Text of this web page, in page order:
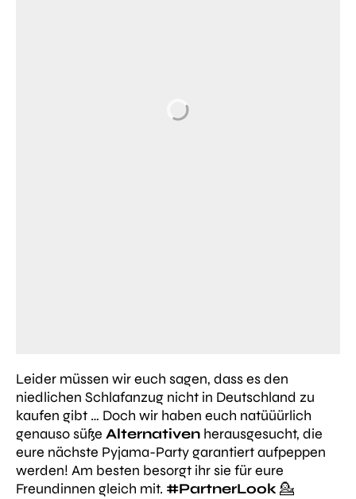
Leider müssen wir euch sagen, dass es den
niedlichen Schlafanzug nicht in Deutschland zu
kaufen gibt … Doch wir haben euch natüüürlich
genauso süße Alternativen herausgesucht, die
eure nächste Pyjama-Party garantiert aufpeppen
werden! Am besten besorgt ihr sie für eure
Freundinnen gleich mit. #PartnerLook💁